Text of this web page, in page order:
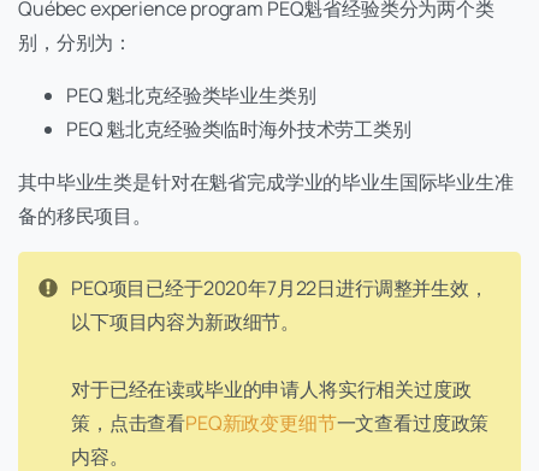
Québec experience program PEQ魁省经验类分为两个类
别，分别为：
PEQ 魁北克经验类毕业生类别
PEQ 魁北克经验类临时海外技术劳工类别
其中毕业生类是针对在魁省完成学业的毕业生国际毕业生准
备的移民项目。
PEQ项目已经于2020年7月22日进行调整并生效，
以下项目内容为新政细节。
对于已经在读或毕业的申请人将实行相关过度政
策，点击查看PEQ新政变更细节一文查看过度政策
内容。